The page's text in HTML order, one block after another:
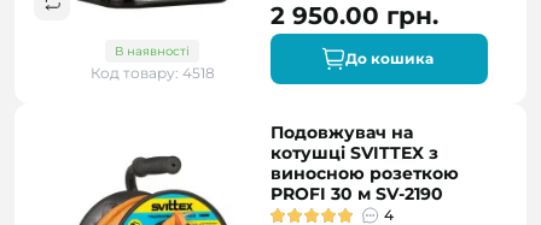
В наявності
Код товару: 4518
2 950.00 грн.
До кошика
Подовжувач на
котушці SVITTEX з
виносною розеткою
PROFI 30 м SV-2190
4